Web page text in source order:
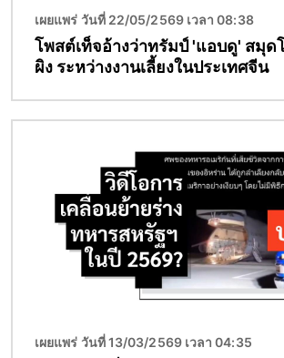
เผยแพร่ วันที่ 22/05/2569 เวลา 08:38
โพสต์เท็จอ้างว่าทรัมป์ 'แอบดู' สมุด
ผิง ระหว่างงานเลี้ยงในประเทศจีน
เผยแพร่ วันที่ 13/03/2569 เวลา 04:35